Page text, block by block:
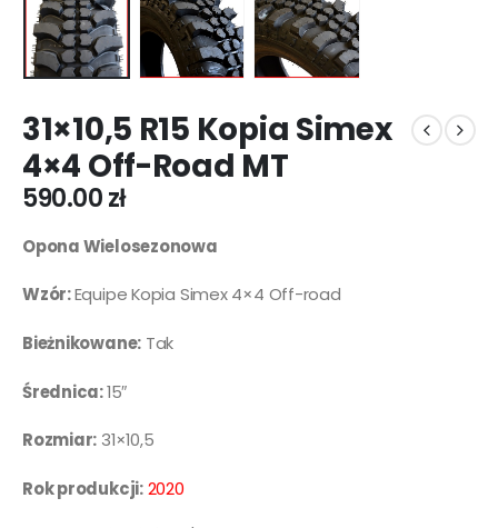
31×10,5 R15 Kopia Simex
4×4 Off-Road MT
590.00zł
Opona Wielosezonowa
Wzór:Equipe Kopia Simex 4×4 Off-road
Bieżnikowane: Tak
Średnica:15″
Rozmiar: 31×10,5
Rok produkcji:2020